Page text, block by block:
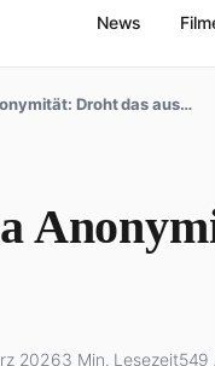
News
Droht das aus…
20263 Min. Lesezeit549